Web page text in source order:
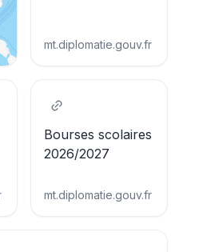
mt.diplomatie.gouv.fr
Bourses scolaires
2026/2027
mt.diplomatie.gouv.fr